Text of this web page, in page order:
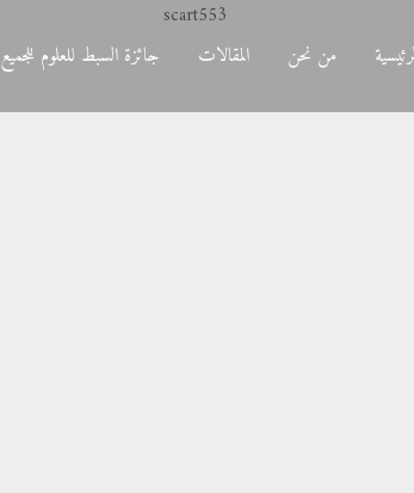
من نحن المقالات جائزة السبط للعلوم للجميع